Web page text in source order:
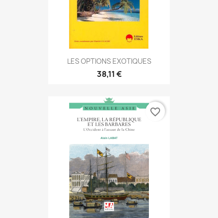
LES OPTIONS EXOTIQUES
38,11 €
favorite_border